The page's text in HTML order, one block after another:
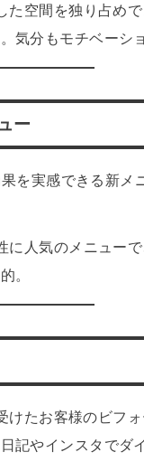
た空間を独り占め
気分もモチベーシ
ー
を実感できる新メ
に人気のメニュー
。
たお客様のビフ
記やインスタでダ